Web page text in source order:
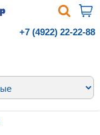
+7 (4922) 22-22-88